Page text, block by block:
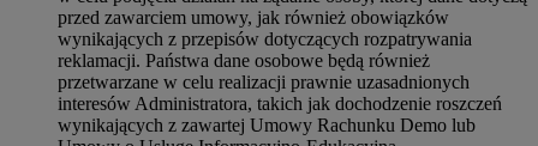
przed zawarciem umowy, jak również obowiązków
wynikających z przepisów dotyczących rozpatrywania
reklamacji. Państwa dane osobowe będą również
przetwarzane w celu realizacji prawnie uzasadnionych
interesów Administratora, takich jak dochodzenie roszczeń
wynikających z zawartej Umowy Rachunku Demo lub